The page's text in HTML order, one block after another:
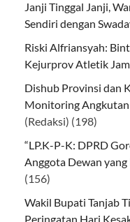
Janji Tinggal Janji,
Sendiri dengan
Riski Alfriansyah:
Kejurprov Atletik
Dishub Provinsi dan
Monitoring Angkutan
(Redaksi) (198)
“LP.K-P-K: DPRD
Anggota Dewan yang
(156)
Wakil Bupati Tanjab
Peringatan Hari